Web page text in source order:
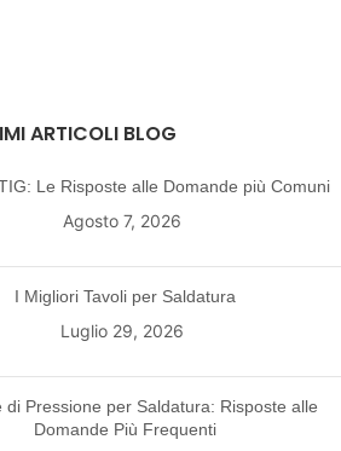
ARTICOLI BLOG
Le Risposte alle Domande più Comuni
Agosto 7, 2026
I Migliori Tavoli per Saldatura
Luglio 29, 2026
di Pressione per Saldatura: Risposte alle
Domande Più Frequenti